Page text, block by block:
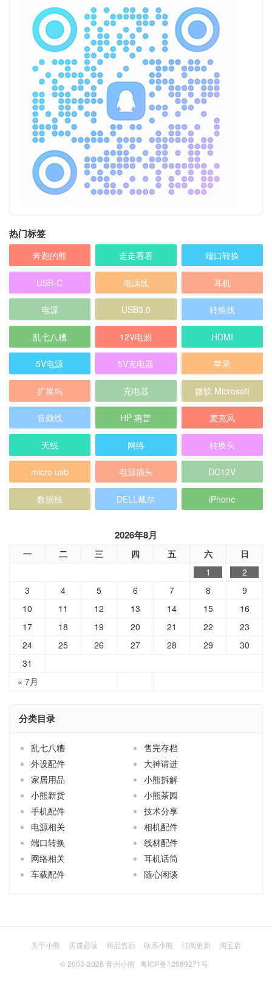
热门标签
奔跑的熊 走走看看 端口转换
USB-C 电源线 耳机
电源 USB3.0 转换线
乱七八糟 12V电源 HDMI
5V电源 5V充电器 苹果
扩展坞 充电器 微软 Microsoft
音频线 HP 惠普 麦克风
天线 网络 转换头
micro usb 电源插头 DC12V
数据线 DELL戴尔 iPhone
2026年8月
一 二 三 四 五 六 日
« 7月
1
2
3
4 5 6 7 8
9
10
11 12 13 14 15
16
17
18 19 20 21 22
23
24
25 26 27 28 29
30
31
分类目录
乱七八糟
售完存档
外设配件
大神请进
家居用品
小熊拆解
小熊新货
小熊茶园
手机配件
技术分享
电源相关
相机配件
端口转换
线材配件
网络相关
耳机话筒
车载配件
随心闲谈
关于小熊 买前必读 商品售后 联系小熊 订阅更新
淘宝店
© 2003-2026 青州小熊 粤ICP备12089271号